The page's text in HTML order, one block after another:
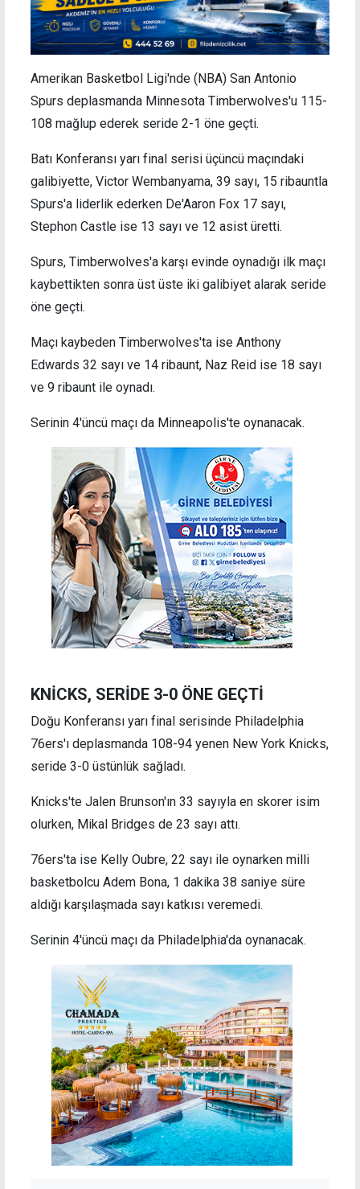
Amerikan Basketbol Ligi'nde (NBA) San Antonio
Spurs deplasmanda Minnesota Timberwolves'u 115-
108 mağlup ederek seride 2-1 öne geçti.
Batı Konferansı yarı final serisi üçüncü maçındaki
galibiyette, Victor Wembanyama, 39 sayı, 15 ribauntla
Spurs'a liderlik ederken De'Aaron Fox 17 sayı,
Stephon Castle ise 13 sayı ve 12 asist üretti.
Spurs, Timberwolves'a karşı evinde oynadığı ilk maçı
kaybettikten sonra üst üste iki galibiyet alarak seride
öne geçti.
Maçı kaybeden Timberwolves'ta ise Anthony
Edwards 32 sayı ve 14 ribaunt, Naz Reid ise 18 sayı
ve 9 ribaunt ile oynadı.
Serinin 4'üncü maçı da Minneapolis'te oynanacak.
KNİCKS, SERİDE 3-0 ÖNE GEÇTİ
Doğu Konferansı yarı final serisinde Philadelphia
76ers'ı deplasmanda 108-94 yenen New York Knicks,
seride 3-0 üstünlük sağladı.
Knicks'te Jalen Brunson'ın 33 sayıyla en skorer isim
olurken, Mikal Bridges de 23 sayı attı.
76ers'ta ise Kelly Oubre, 22 sayı ile oynarken milli
basketbolcu Adem Bona, 1 dakika 38 saniye süre
aldığı karşılaşmada sayı katkısı veremedi.
Serinin 4'üncü maçı da Philadelphia'da oynanacak.